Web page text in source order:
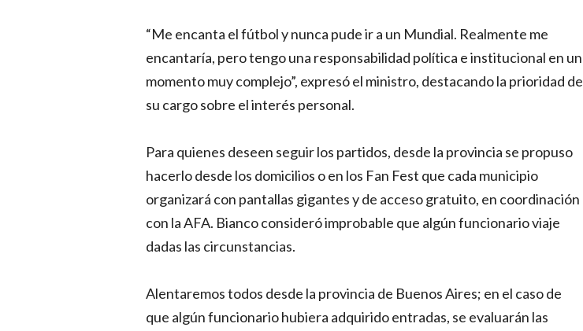
“Me encanta el fútbol y nunca pude ir a un Mundial. Realmente me
encantaría, pero tengo una responsabilidad política e institucional en un
momento muy complejo”, expresó el ministro, destacando la prioridad de
su cargo sobre el interés personal.
Para quienes deseen seguir los partidos, desde la provincia se propuso
hacerlo desde los domicilios o en los Fan Fest que cada municipio
organizará con pantallas gigantes y de acceso gratuito, en coordinación
con la AFA. Bianco consideró improbable que algún funcionario viaje
dadas las circunstancias.
Alentaremos todos desde la provincia de Buenos Aires; en el caso de
que algún funcionario hubiera adquirido entradas, se evaluarán las